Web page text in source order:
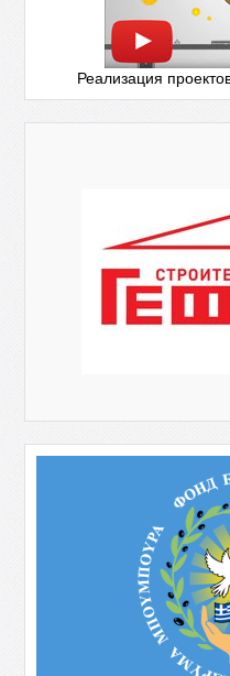
Реализация